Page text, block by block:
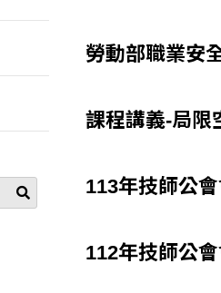
勞動部職業安
課程講義-局限
113年技師公會
112年技師公會